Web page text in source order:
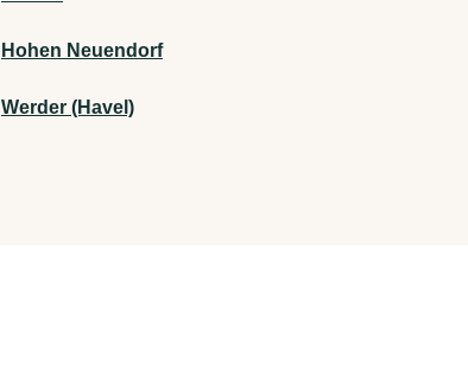
Hohen Neuendorf
Werder (Havel)